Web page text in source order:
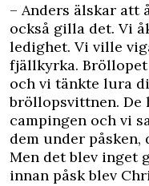
– Anders älskar att
också gilla det. Vi
ledighet. Vi ville
fjällkyrka.
och vi tänkte lura
bröllopsvittnen. De
campingen och vi
dem under påsken,
Men det blev inget
innan påsk blev